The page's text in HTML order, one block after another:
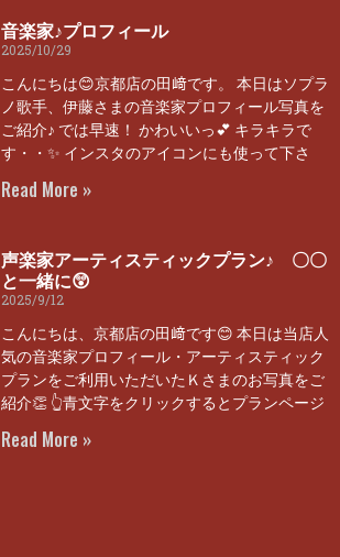
音楽家♪プロフィール
2025/10/29
こんにちは😊京都店の田﨑です。 本日はソプラ
ノ歌手、伊藤さまの音楽家プロフィール写真を
ご紹介♪ では早速！ かわいいっ💕 キラキラで
す・・✨ インスタのアイコンにも使って下さ
Read More »
声楽家アーティスティックプラン♪ 〇〇
と一緒に😲
2025/9/12
こんにちは、京都店の田﨑です😊 本日は当店人
気の音楽家プロフィール・アーティスティック
プランをご利用いただいたＫさまのお写真をご
紹介👏 👆青文字をクリックするとプランページ
Read More »